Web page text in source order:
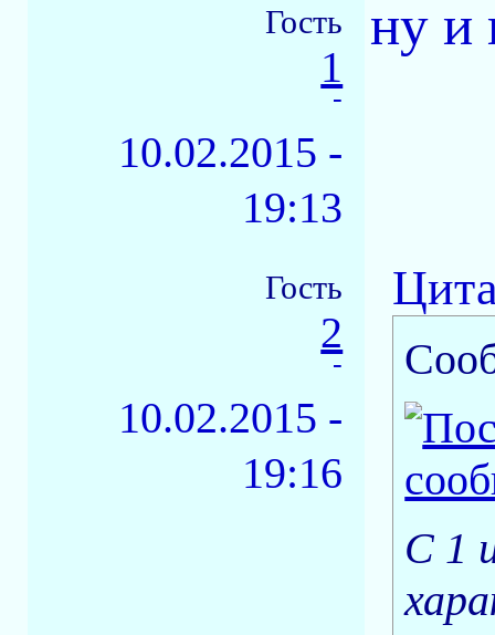
Гость
1
-
10.02.2015 -
19:13
ну и
Гость
2
-
10.02.2015 -
19:16
С 1